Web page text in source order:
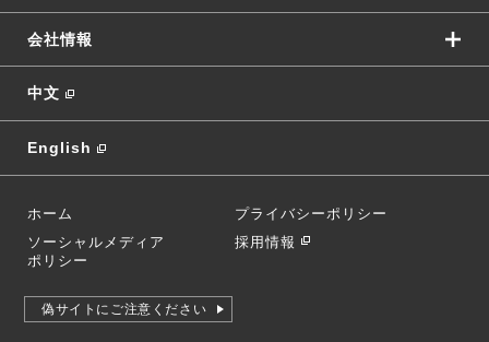
会社情報
中文
English
ホーム
プライバシーポリシー
ソーシャルメディア
ポリシー
採用情報
偽サイトにご注意ください